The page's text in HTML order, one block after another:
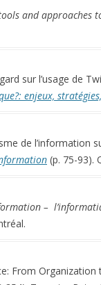
and approaches
sur l’usage de
enjeux,
de l’information
(p. 75-93).
–
From